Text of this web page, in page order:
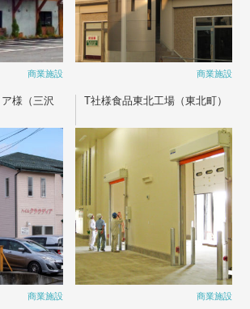
商業施設 商業施設
様（三沢
商業施設
T社様食品東北工場（東北町）
商業施設